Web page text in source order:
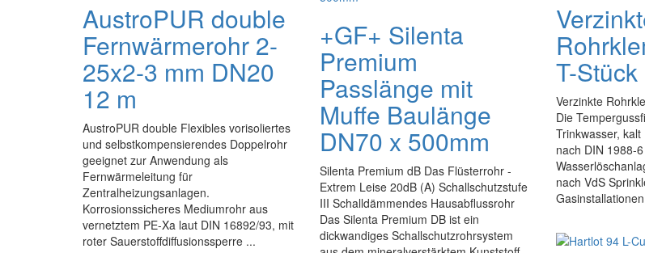
AustroPUR double
Fernwärmerohr 2-
25x2-3 mm DN20
12 m
AustroPUR double Flexibles vorisoliertes
und selbstkompensierendes Doppelrohr
geeignet zur Anwendung als
Fernwärmeleitung für
Zentralheizungsanlagen.
Korrosionssicheres Mediumrohr aus
vernetztem PE-Xa laut DIN 16892/93, mit
roter Sauerstoffdiffusionssperre ...
+GF+ Silenta
Premium
Passlänge mit
Muffe Baulänge
DN70 x 500mm
Silenta Premium dB Das Flüsterrohr -
Extrem Leise 20dB (A) Schallschutzstufe
III Schalldämmendes Hausabflussrohr
Das Silenta Premium DB ist ein
dickwandiges Schallschutzrohrsystem
T-
Verzinkte
Die
Trinkwasser,
nach DIN 1988-
nach VdS